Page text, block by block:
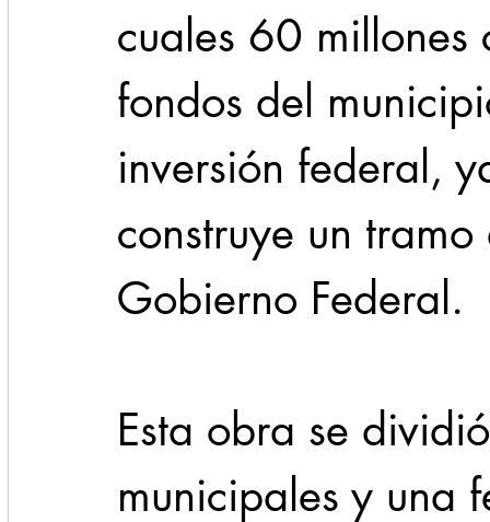
cuales 60
fondos del
inversión federal,
construye un
Gobierno Federal.
Esta obra se
municipales y